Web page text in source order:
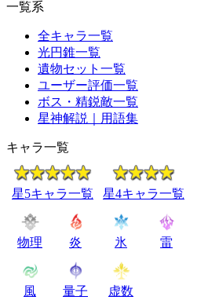
一覧系
全キャラ一覧
光円錐一覧
遺物セット一覧
ユーザー評価一覧
ボス・精鋭敵一覧
星神解説｜用語集
キャラ一覧
星5キャラ一覧 星4キャラ一覧
物理 炎 氷 雷
風 量子 虚数